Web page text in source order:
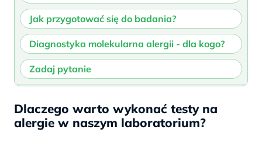
Jak przygotować się do badania?
Diagnostyka molekularna alergii - dla kogo?
Zadaj pytanie
Jakie są rodzaje alergii?
Jakie są objawy alergii?
Jak się przygotować do badania?
Diagnostyka molekularna alergii –
dla kogo?
Bezpłatna rozmowa – zapytaj o
badanie
Dlaczego warto wykonać testy na
alergie w naszym laboratorium?